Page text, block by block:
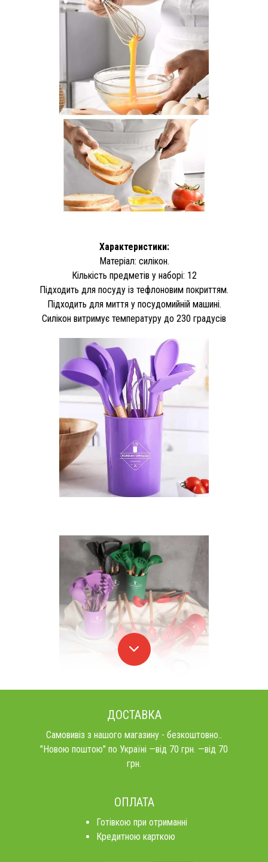
Характеристики:
Матеріал: силікон.
Кількість предметів у наборі: 12
Підходить для посуду із тефлоновим покриттям.
Підходить для миття у посудомийній машині.
Силікон витримує температуру до 230 градусів
ДОСТАВКА
Самовивіз з нашого магазину - безкоштовно..
"Новою поштою" по Україні —від 70 грн. —від 70
грн.
ОПЛАТА
Готівкою при отриманні
Кредитною карткою